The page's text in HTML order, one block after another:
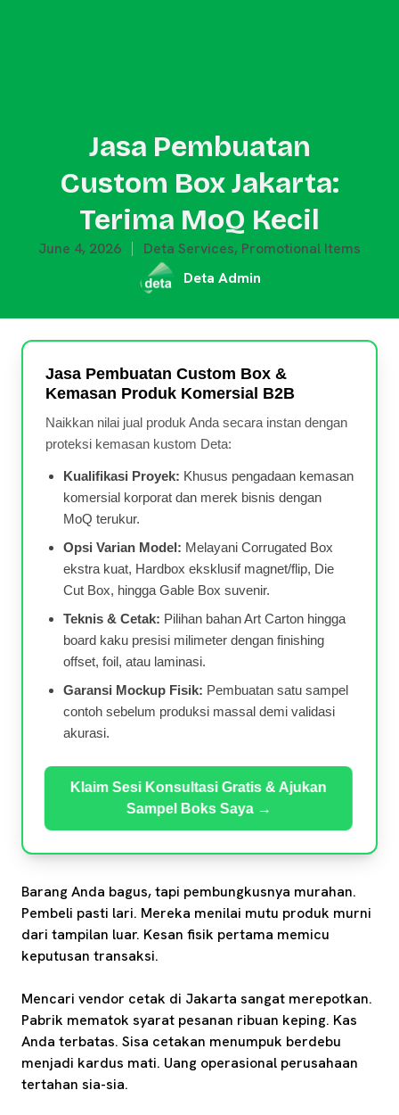
Jasa Pembuatan
Custom Box Jakarta:
Terima MoQ Kecil
June 4, 2026 Deta Services, Promotional Items
Deta Admin
Jasa Pembuatan Custom Box &
Kemasan Produk Komersial B2B
Naikkan nilai jual produk Anda secara instan dengan
proteksi kemasan kustom Deta:
Kualifikasi Proyek: Khusus pengadaan kemasan
komersial korporat dan merek bisnis dengan
MoQ terukur.
Opsi Varian Model: Melayani Corrugated Box
ekstra kuat, Hardbox eksklusif magnet/flip, Die
Cut Box, hingga Gable Box suvenir.
Teknis & Cetak: Pilihan bahan Art Carton hingga
board kaku presisi milimeter dengan finishing
offset, foil, atau laminasi.
Garansi Mockup Fisik: Pembuatan satu sampel
contoh sebelum produksi massal demi validasi
akurasi.
Klaim Sesi Konsultasi Gratis & Ajukan
Sampel Boks Saya →
Barang Anda bagus, tapi pembungkusnya murahan.
Pembeli pasti lari. Mereka menilai mutu produk murni
dari tampilan luar. Kesan fisik pertama memicu
keputusan transaksi.
Mencari vendor cetak di Jakarta sangat merepotkan.
Pabrik mematok syarat pesanan ribuan keping. Kas
Anda terbatas. Sisa cetakan menumpuk berdebu
menjadi kardus mati. Uang operasional perusahaan
tertahan sia-sia.